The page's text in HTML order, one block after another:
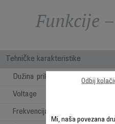
Funkcije
Tehničke karakteristike
Dužina priključnog kabla
Voltage
Frekvencija
Mi, naša povezana
Odbij